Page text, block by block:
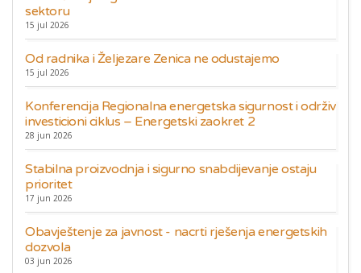
sektoru
15 jul 2026
Od radnika i Željezare Zenica ne odustajemo
15 jul 2026
Konferencija Regionalna energetska sigurnost i održiv
investicioni ciklus – Energetski zaokret 2
28 jun 2026
Stabilna proizvodnja i sigurno snabdijevanje ostaju
prioritet
17 jun 2026
Obavještenje za javnost - nacrti rješenja energetskih
dozvola
03 jun 2026